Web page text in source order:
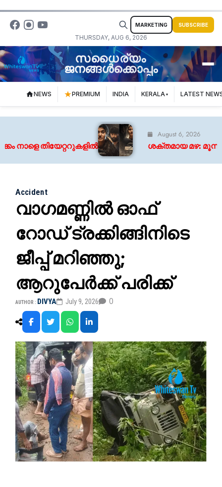
THURSDAY, AUG 6, 2026
MARKETING SUBSCRIBE
സധൈര്യം
ജനങ്ങൾക്കൊപ്പം
NEWS PREMIUM INDIA KERALA LATEST
തിയേറ്ററുകളിൽ
August 6, 2026
ശക്തമായ മഴ: മൂന്ന്
Accident
വാഗമണ്ണിൽ ഓഫ്
റോഡ് ട്രക്കിങ്ങിനിടെ
ജീപ്പ് മറിഞ്ഞു;
ആറുപേർക്ക് പരിക്ക്
AUTHOR : DIVYA July 9, 2026 0